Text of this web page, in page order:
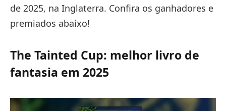
de 2025, na Inglaterra. Confira os ganhadores e
premiados abaixo!
The Tainted Cup: melhor livro de
fantasia em 2025